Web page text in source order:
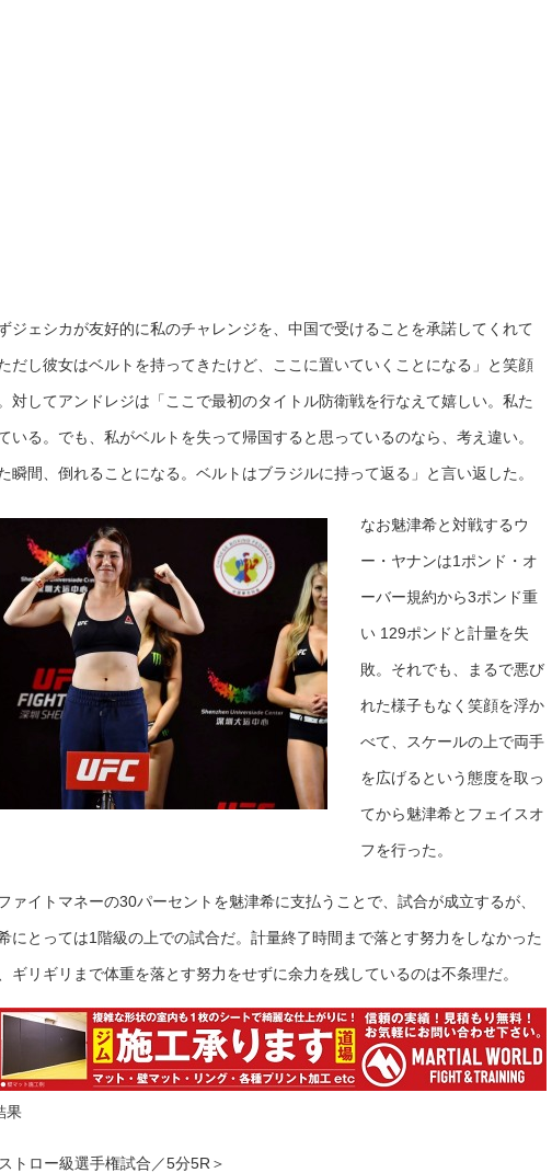
ジェシカが友好的に私のチャレンジを、中国で受けることを承諾してくれて
だし彼女はベルトを持ってきたけど、ここに置いていくことになる」と笑顔
対してアンドレジは「ここで最初のタイトル防衛戦を行なえて嬉しい。私た
いる。でも、私がベルトを失って帰国すると思っているのなら、考え違い。
瞬間、倒れることになる。ベルトはブラジルに持って返る」と言い返した。
なお魅津希と対戦するウ
ー・ヤナンは1ポンド・オ
ーバー規約から3ポンド重
い 129ポンドと計量を失
敗。それでも、まるで悪び
れた様子もなく笑顔を浮か
べて、スケールの上で両手
を広げるという態度を取っ
てから魅津希とフェイスオ
フを行った。
ァイトマネーの30パーセントを魅津希に支払うことで、試合が成立するが、
にとっては1階級の上での試合だ。計量終了時間まで落とす努力をしなかった
ギリギリまで体重を落とす努力をせずに余力を残しているのは不条理だ。
果
トロー級選手権試合／5分5R＞